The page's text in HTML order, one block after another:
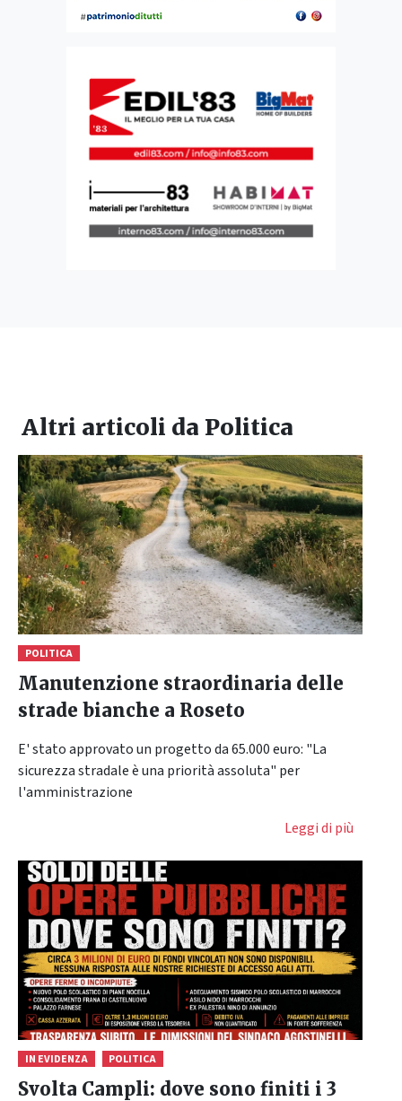
Altri articoli da Politica
POLITICA
Manutenzione straordinaria delle
strade bianche a Roseto
E' stato approvato un progetto da 65.000 euro: "La
sicurezza stradale è una priorità assoluta" per
l'amministrazione
Leggi di più
IN EVIDENZA POLITICA
Svolta Campli: dove sono finiti i 3